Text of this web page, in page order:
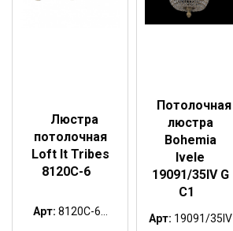
Люстра
потолочная
Loft It Tribes
8120C-6
Арт: 8120C-6...
Потолочная
люстра
Bohemia
Ivele
19091/35IV G
C1
Арт: 19091/35IV